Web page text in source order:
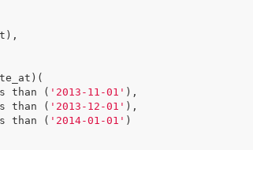
),
)(
than ( '2013-11-01' ),
than ( '2013-12-01' ),
than ( '2014-01-01' )